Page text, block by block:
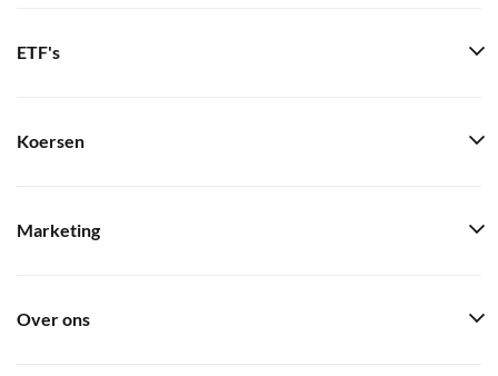
ETF's
Koersen
Marketing
Over ons